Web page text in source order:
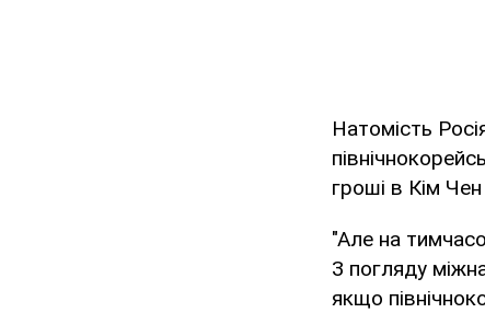
Натомість
гроші в Кім
"Але на
З погляду
якщо